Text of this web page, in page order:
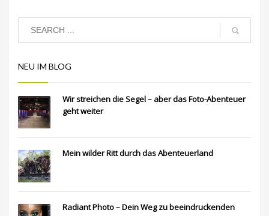
NEU IM BLOG
Wir streichen die Segel – aber das Foto-Abenteuer
geht weiter
Mein wilder Ritt durch das Abenteuerland
Radiant Photo – Dein Weg zu beeindruckenden